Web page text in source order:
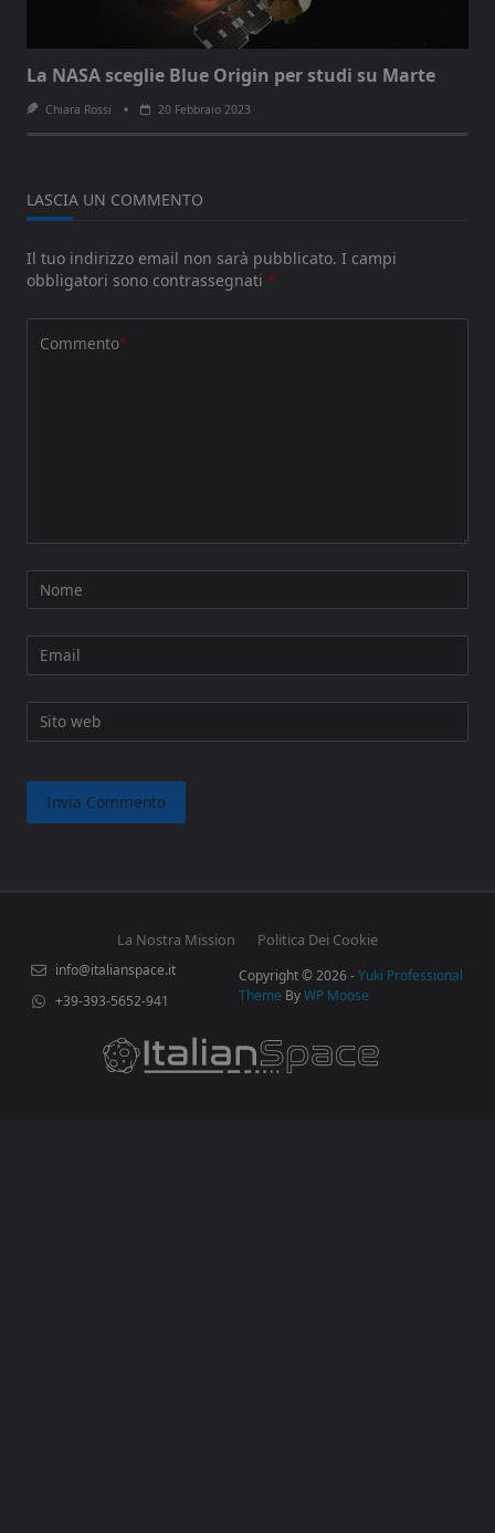
La NASA sceglie Blue Origin per studi su Marte
Chiara Rossi 20 Febbraio 2023
LASCIA UN COMMENTO
Il tuo indirizzo email non sarà pubblicato. I campi
obbligatori sono contrassegnati *
Commento*
Nome
Email
Sito web
La Nostra Mission Politica Dei Cookie
info@italianspace.it
+39-393-5652-941
Copyright © 2026 -Yuki Professional
Theme ByWP Moose